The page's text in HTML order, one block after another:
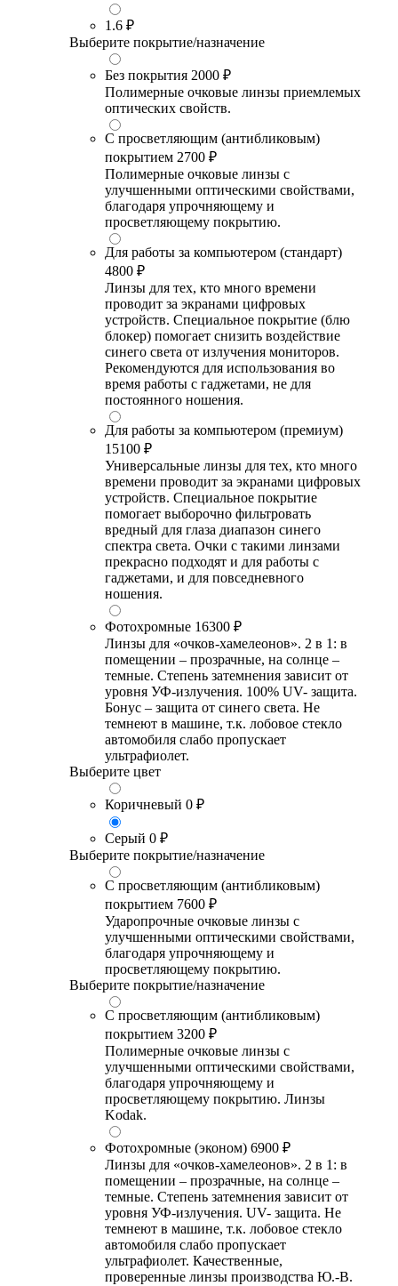
1.6 ₽
Выберите покрытие/назначение
Без покрытия 2000 ₽
Полимерные очковые линзы приемлемых
оптических свойств.
С просветляющим (антибликовым)
покрытием 2700 ₽
Полимерные очковые линзы с
улучшенными оптическими свойствами,
благодаря упрочняющему и
просветляющему покрытию.
Для работы за компьютером (стандарт)
4800 ₽
Линзы для тех, кто много времени
проводит за экранами цифровых
устройств. Специальное покрытие (блю
блокер) помогает снизить воздействие
синего света от излучения мониторов.
Рекомендуются для использования во
время работы с гаджетами, не для
постоянного ношения.
Для работы за компьютером (премиум)
15100 ₽
Универсальные линзы для тех, кто много
времени проводит за экранами цифровых
устройств. Специальное покрытие
помогает выборочно фильтровать
вредный для глаза диапазон синего
спектра света. Очки с такими линзами
прекрасно подходят и для работы с
гаджетами, и для повседневного
ношения.
Фотохромные 16300 ₽
Линзы для «очков-хамелеонов». 2 в 1: в
помещении – прозрачные, на солнце –
темные. Степень затемнения зависит от
уровня УФ-излучения. 100% UV- защита.
Бонус – защита от синего света. Не
темнеют в машине, т.к. лобовое стекло
автомобиля слабо пропускает
ультрафиолет.
Выберите цвет
Коричневый 0 ₽
Серый 0 ₽
Выберите покрытие/назначение
С просветляющим (антибликовым)
покрытием 7600 ₽
Ударопрочные очковые линзы с
улучшенными оптическими свойствами,
благодаря упрочняющему и
просветляющему покрытию.
Выберите покрытие/назначение
С просветляющим (антибликовым)
покрытием 3200 ₽
Полимерные очковые линзы с
улучшенными оптическими свойствами,
благодаря упрочняющему и
просветляющему покрытию. Линзы
Kodak.
Фотохромные (эконом) 6900 ₽
Линзы для «очков-хамелеонов». 2 в 1: в
помещении – прозрачные, на солнце –
темные. Степень затемнения зависит от
уровня УФ-излучения. UV- защита. Не
темнеют в машине, т.к. лобовое стекло
автомобиля слабо пропускает
ультрафиолет. Качественные,
проверенные линзы производства Ю.-В.